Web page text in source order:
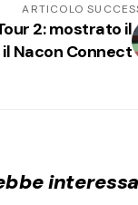
ARTICOLO
2: mostrato il
Nacon Connect